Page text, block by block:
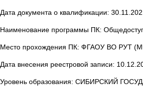
Дата документа о квалификации:
Наименование программы ПК:
Место прохождения ПК: ФГАОУ ВО РУТ
Дата внесения реестровой записи:
Уровень образования: СИБИРСКИЙ